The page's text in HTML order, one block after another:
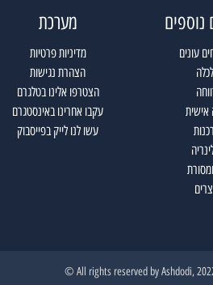
נוספים
עונים
אישית
מערכת
מדיניות פרטיות
הצהרת נגישות
הצטרפו אלינו בטלגרם
עקבו אחרינו באינסטגרם
עשו לנו לייק בפייסבוק
All rights reserved by Ashdodi,